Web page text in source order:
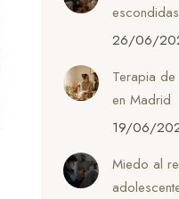
26/06/
Terapia
en Madrid
19/06/
Miedo al